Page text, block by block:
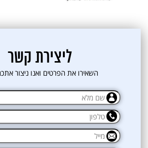
ליצירת קשר
השאירו את הפרטים ואנו ניצור